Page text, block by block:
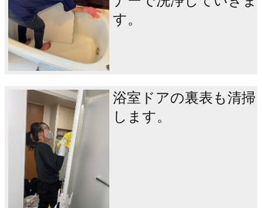
す。
浴室ドアの裏表も清掃
します。